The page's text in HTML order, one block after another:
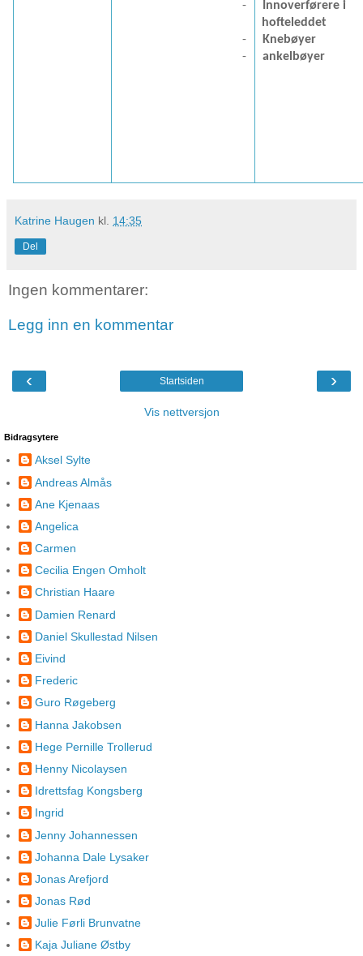
-
Innoverførere i
hofteleddet
-
Knebøyer
-
ankelbøyer
Katrine Haugen kl. 14:35
Del
Ingen kommentarer:
Legg inn en kommentar
‹ ›
Startsiden
Vis nettversjon
Bidragsytere
Aksel Sylte
Andreas Almås
Ane Kjenaas
Angelica
Carmen
Cecilia Engen Omholt
Christian Haare
Damien Renard
Daniel Skullestad Nilsen
Eivind
Frederic
Guro Røgeberg
Hanna Jakobsen
Hege Pernille Trollerud
Henny Nicolaysen
Idrettsfag Kongsberg
Ingrid
Jenny Johannessen
Johanna Dale Lysaker
Jonas Arefjord
Jonas Rød
Julie Førli Brunvatne
Kaja Juliane Østby